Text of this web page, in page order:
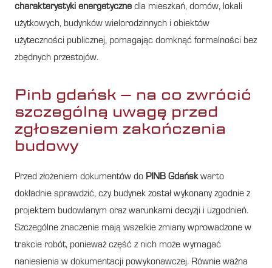
charakterystyki energetyczne dla mieszkań, domów, lokali
użytkowych, budynków wielorodzinnych i obiektów
użyteczności publicznej, pomagając domknąć formalności bez
zbędnych przestojów.
Pinb gdańsk – na co zwrócić
szczególną uwagę przed
zgłoszeniem zakończenia
budowy
Przed złożeniem dokumentów do PINB Gdańskwarto
dokładnie sprawdzić, czy budynek został wykonany zgodnie z
projektem budowlanym oraz warunkami decyzji i uzgodnień.
Szczególne znaczenie mają wszelkie zmiany wprowadzone w
trakcie robót, ponieważ część z nich może wymagać
naniesienia w dokumentacji powykonawczej. Równie ważna